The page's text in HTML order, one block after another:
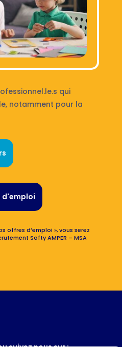
qui
notamment pour la
d'emploi
offres d’emploi », vous serez
Softy AMPER – MSA